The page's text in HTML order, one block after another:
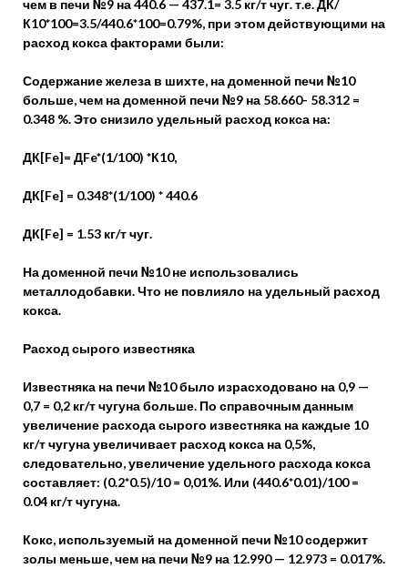
чем в печи №9 на 440.6 — 437.1= 3.5 кг/т чуг. т.е. ДК/
К10*100=3.5/440.6*100=0.79%, при этом действующими на
расход кокса факторами были:
Содержание железа в шихте, на доменной печи №10
больше, чем на доменной печи №9 на 58.660- 58.312 =
0.348 %. Это снизило удельный расход кокса на:
ДК[Fe]= ДFe*(1/100) *К10,
ДК[Fe] = 0.348*(1/100) * 440.6
ДК[Fe] = 1.53 кг/т чуг.
На доменной печи №10 не использовались
металлодобавки. Что не повлияло на удельный расход
кокса.
Расход сырого известняка
Известняка на печи №10 было израсходовано на 0,9 —
0,7 = 0,2 кг/т чугуна больше. По справочным данным
увеличение расхода сырого известняка на каждые 10
кг/т чугуна увеличивает расход кокса на 0,5%,
следовательно, увеличение удельного расхода кокса
составляет: (0.2*0.5)/10 = 0,01%. Или (440.6*0.01)/100 =
0.04 кг/т чугуна.
Кокс, используемый на доменной печи №10 содержит
золы меньше, чем на печи №9 на 12.990 — 12.973 = 0.017%.